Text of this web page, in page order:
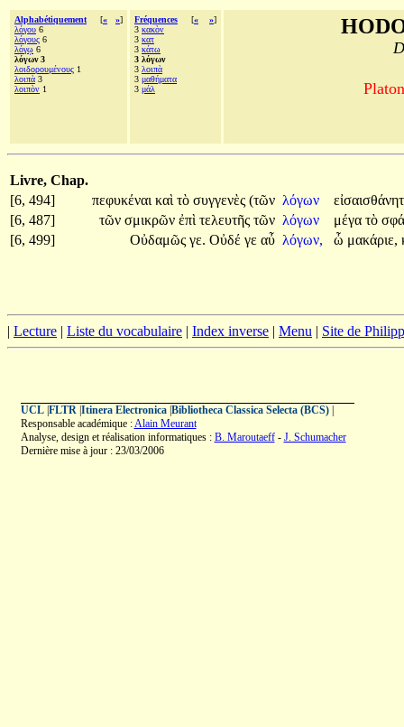
Alphabétiquement [« »]
λόγου 6
λόγους 6
λόγῳ 6
λόγων 3
λοιδορουμένους 1
λοιπὰ 3
λοιπὸν 1
Fréquences [« »]
3 κακὸν
3 κατ
3 κάτω
3 λόγων
3 λοιπὰ
3 μαθήματα
3 μάλ
Livre, Chap.
[6, 494]
πεφυκέναι καὶ τὸ συγγενὲς (τῶν λόγων
[6, 487]
τῶν σμικρῶν ἐπὶ τελευτῆς τῶν λόγων μέγα τὸ
[6, 499]
Οὐδαμῶς γε. Οὐδέ γε αὖ λόγων, ὦ μακάριε,
| Lecture | Liste du vocabulaire | Index inverse | Menu | Site de
UCL| FLTR| Itinera Electronica| Bibliotheca Classica Selecta (BCS)|
Responsable académique :Alain Meurant
Analyse, design et réalisation informatiques : B. Maroutaeff- J. Schumacher
Dernière mise à jour : 23/03/2006